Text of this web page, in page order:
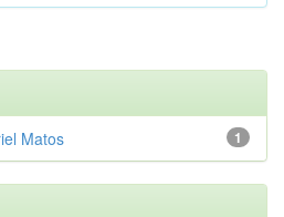
1
Matos